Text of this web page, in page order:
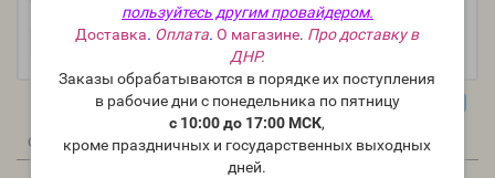
пользуйтесь другим провайдером.
Доставка. Оплата.О магазине. Про доставку в
ДНР.
Заказы обрабатываются в порядке их поступления
в рабочие дни с понедельника по пятницу
с 10:00 до 17:00 МСК,
кроме праздничных и государственных выходных
дней.
Описание Отзывы Вопрос - Ответ